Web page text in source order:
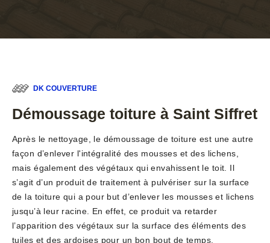
DK COUVERTURE
Démoussage toiture à Saint Siffret
Après le nettoyage, le démoussage de toiture est une autre
façon d’enlever l'intégralité des mousses et des lichens,
mais également des végétaux qui envahissent le toit. Il
s’agit d’un produit de traitement à pulvériser sur la surface
de la toiture qui a pour but d’enlever les mousses et lichens
jusqu’à leur racine. En effet, ce produit va retarder
l’apparition des végétaux sur la surface des éléments des
tuiles et des ardoises pour un bon bout de temps.